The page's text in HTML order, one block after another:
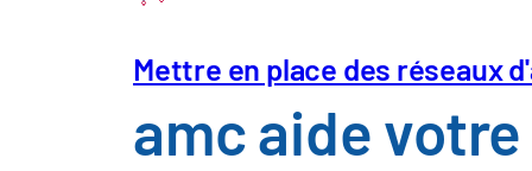
Mettre en place des réseaux
amc aide